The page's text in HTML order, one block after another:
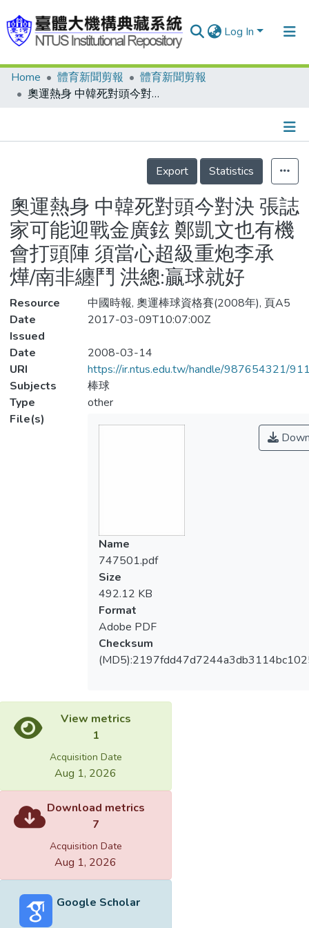
Log In
Communities & Collections
Statistics
Home 體育新聞剪報
體育新聞剪報
奧運熱身 中韓死對頭今對決 張誌家可能迎戰金廣鉉 鄭凱文也有機會打頭陣 須當心超級重炮李承燁/南非纏鬥 洪總:贏球就好
Details
Export
Statistics
奧運熱身 中韓死對頭今對決 張誌
家可能迎戰金廣鉉 鄭凱文也有機
會打頭陣 須當心超級重炮李承
燁/南非纏鬥 洪總:贏球就好
Resource
中國時報, 奧運棒球資格賽(2008年), 頁A5
Date
Issued
2017-03-09T10:07:00Z
Date
2008-03-14
URI
https://ir.ntus.edu.tw/handle/987654321/
Subjects
棒球
Type
other
File(s)
Name
747501.pdf
Size
492.12 KB
Format
Adobe PDF
Checksum
View metrics
1
Acquisition Date
Aug 1, 2026
Download metrics
7
Acquisition Date
Aug 1, 2026
Google Scholar